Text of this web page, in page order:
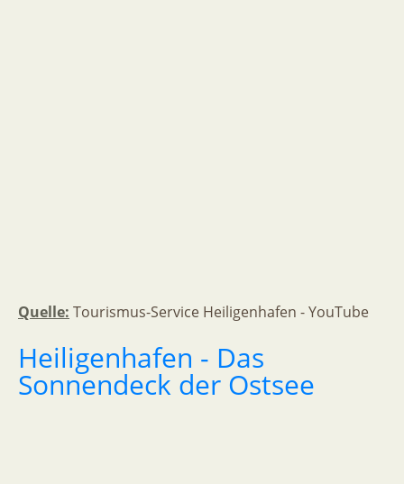
Quelle: Tourismus-Service Heiligenhafen - YouTube
Heiligenhafen - Das
Sonnendeck der Ostsee